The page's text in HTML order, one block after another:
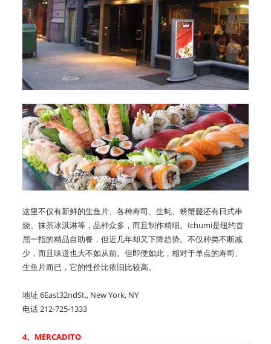
这里不仅有新鲜的生鱼片、各种寿司、生蚝、螃蟹腿还有日式串
烧、抹茶冰淇淋等，品种众多，而且制作精细。Ichumi是纽约首
屈一指的精品自助餐，但近几年却又下降趋势。不仅种类不断减
少，而且味道也大不如从前。但即便如此，相对于单点的寿司、
生鱼片而已，它的性价比依旧比较高。
地址 6East32ndSt., New York, NY
电话 212-725-1333
4、MERCADITO